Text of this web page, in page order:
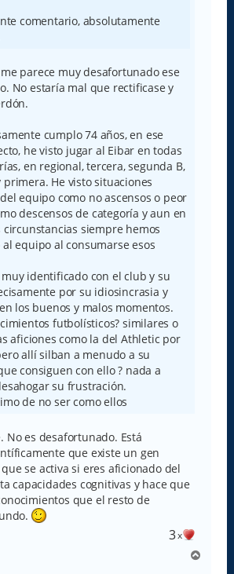
comentario, absolutamente
parece muy desafortunado ese
No estaría mal que rectificase y
cumplo 74 años, en ese
he visto jugar al Eibar en todas
en regional, tercera, segunda B,
primera. He visto situaciones
equipo como no ascensos o peor
descensos de categoría y aun en
circunstancias siempre hemos
equipo al consumarse esos
identificado con el club y su
por su idiosincrasia y
los buenos y malos momentos.
futbolísticos? similares o
aficiones como la del Athletic por
allí silban a menudo a su
consiguen con ello ? nada a
su frustración.
de no ser como ellos
No es desafortunado. Está
que existe un gen
se activa si eres aficionado del
capacidades cognitivas y hace que
que el resto de
3x